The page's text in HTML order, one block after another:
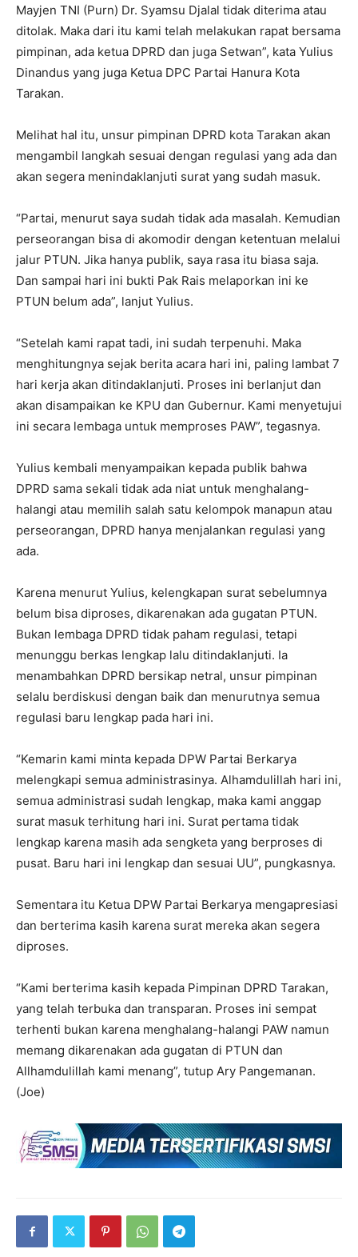
Mayjen TNI (Purn) Dr. Syamsu Djalal tidak diterima atau
ditolak. Maka dari itu kami telah melakukan rapat bersama
pimpinan, ada ketua DPRD dan juga Setwan”, kata Yulius
Dinandus yang juga Ketua DPC Partai Hanura Kota
Tarakan.
Melihat hal itu, unsur pimpinan DPRD kota Tarakan akan
mengambil langkah sesuai dengan regulasi yang ada dan
akan segera menindaklanjuti surat yang sudah masuk.
“Partai, menurut saya sudah tidak ada masalah. Kemudian
perseorangan bisa di akomodir dengan ketentuan melalui
jalur PTUN. Jika hanya publik, saya rasa itu biasa saja.
Dan sampai hari ini bukti Pak Rais melaporkan ini ke
PTUN belum ada”, lanjut Yulius.
“Setelah kami rapat tadi, ini sudah terpenuhi. Maka
menghitungnya sejak berita acara hari ini, paling lambat 7
hari kerja akan ditindaklanjuti. Proses ini berlanjut dan
akan disampaikan ke KPU dan Gubernur. Kami menyetujui
ini secara lembaga untuk memproses PAW”, tegasnya.
Yulius kembali menyampaikan kepada publik bahwa
DPRD sama sekali tidak ada niat untuk menghalang-
halangi atau memilih salah satu kelompok manapun atau
perseorangan, DPRD hanya menjalankan regulasi yang
ada.
Karena menurut Yulius, kelengkapan surat sebelumnya
belum bisa diproses, dikarenakan ada gugatan PTUN.
Bukan lembaga DPRD tidak paham regulasi, tetapi
menunggu berkas lengkap lalu ditindaklanjuti. Ia
menambahkan DPRD bersikap netral, unsur pimpinan
selalu berdiskusi dengan baik dan menurutnya semua
regulasi baru lengkap pada hari ini.
“Kemarin kami minta kepada DPW Partai Berkarya
melengkapi semua administrasinya. Alhamdulillah hari ini,
semua administrasi sudah lengkap, maka kami anggap
surat masuk terhitung hari ini. Surat pertama tidak
lengkap karena masih ada sengketa yang berproses di
pusat. Baru hari ini lengkap dan sesuai UU”, pungkasnya.
Sementara itu Ketua DPW Partai Berkarya mengapresiasi
dan berterima kasih karena surat mereka akan segera
diproses.
“Kami berterima kasih kepada Pimpinan DPRD Tarakan,
yang telah terbuka dan transparan. Proses ini sempat
terhenti bukan karena menghalang-halangi PAW namun
memang dikarenakan ada gugatan di PTUN dan
Allhamdulillah kami menang”, tutup Ary Pangemanan.
(Joe)